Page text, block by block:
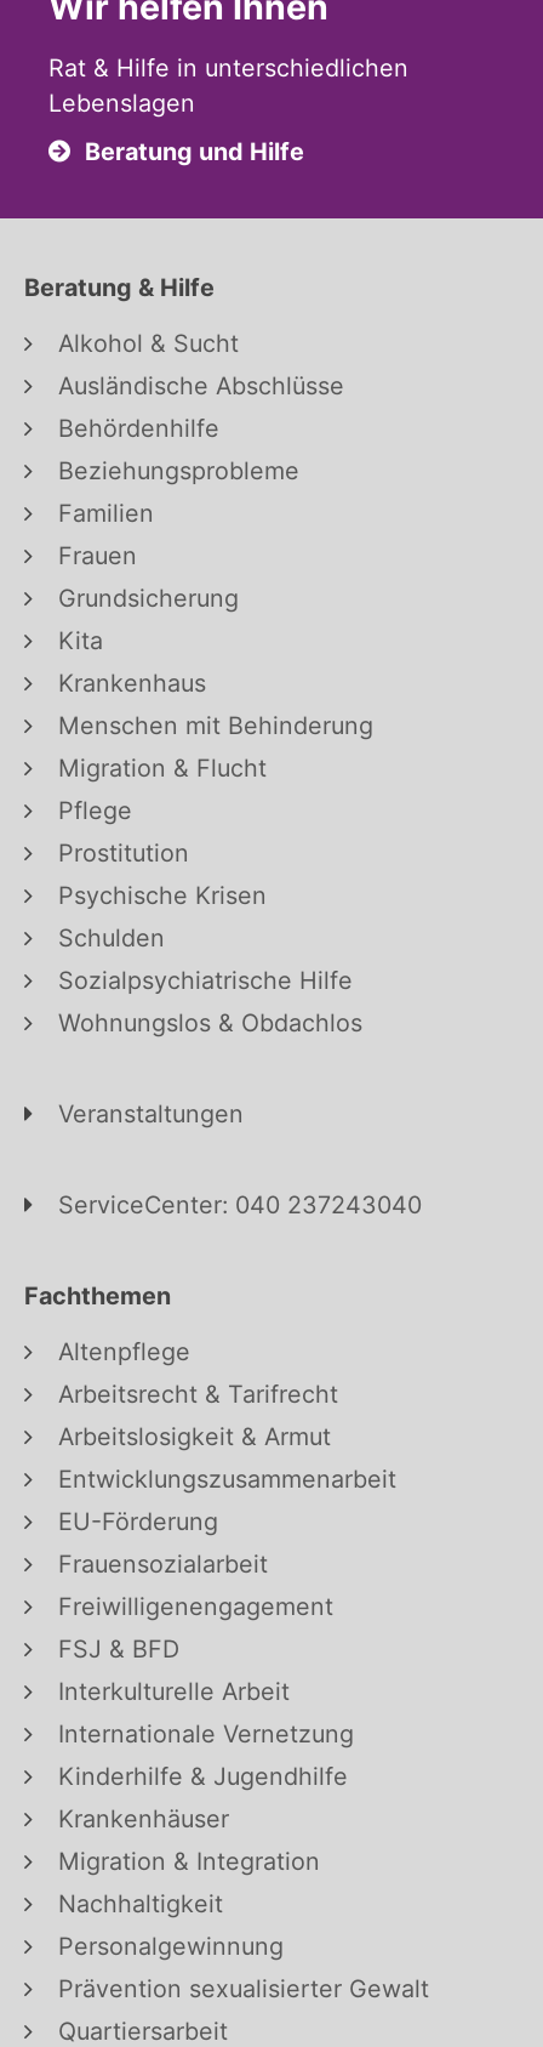
Rat & Hilfe in unterschiedlichen
Lebenslagen
Beratung und Hilfe
Beratung & Hilfe
Alkohol & Sucht
Ausländische Abschlüsse
Behördenhilfe
Beziehungsprobleme
Familien
Frauen
Grundsicherung
Kita
Krankenhaus
Menschen mit Behinderung
Migration & Flucht
Pflege
Prostitution
Psychische Krisen
Schulden
Sozialpsychiatrische Hilfe
Wohnungslos & Obdachlos
Veranstaltungen
ServiceCenter: 040 237243040
Fachthemen
Altenpflege
Arbeitsrecht & Tarifrecht
Arbeitslosigkeit & Armut
Entwicklungszusammenarbeit
EU-Förderung
Frauensozialarbeit
Freiwilligenengagement
FSJ & BFD
Interkulturelle Arbeit
Internationale Vernetzung
Kinderhilfe & Jugendhilfe
Krankenhäuser
Migration & Integration
Nachhaltigkeit
Personalgewinnung
Prävention sexualisierter Gewalt
Quartiersarbeit